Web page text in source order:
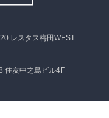
レスタス梅田WEST
住友中之島ビル4F